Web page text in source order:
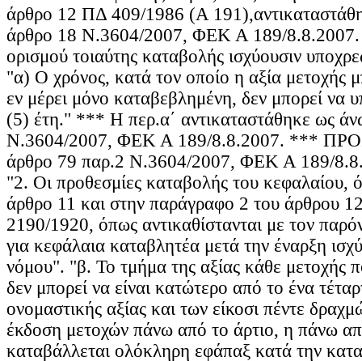
άρθρο 12 ΠΔ 409/1986 (Α
άρθρο 18 Ν.3604/2007, ΦΕΚ Α 189/8.8.2007.
ορισμού τοιαύτης καταβολής ισχύουσιν
"α) Ο χρόνος, κατά τον οποίο η αξία μετοχής
εν μέρει μόνο καταβεβλημένη, δεν μπορεί να
(5) έτη." *** Η περ.α΄ αντικαταστάθηκε ως
Ν.3604/2007, ΦΕΚ Α 189/8.8.2007. ***
άρθρο 79 παρ.2 Ν.3604/2007, ΦΕΚ Α 189/
"2. Οι προθεσμίες καταβολής του κεφαλαίου,
άρθρο 11 και στην παράγραφο 2 του άρθρου
2190/1920, όπως αντικαθίστανται με τον
για κεφάλαια καταβλητέα μετά την έναρξη
νόμου". "β. Το τμήμα της αξίας κάθε μετοχής
δεν μπορεί να είναι κατώτερο από το ένα
ονομαστικής αξίας και των είκοσι πέντε
έκδοση μετοχών πάνω από το άρτιο, η πάνω
καταβάλλεται ολόκληρη εφάπαξ κατά την